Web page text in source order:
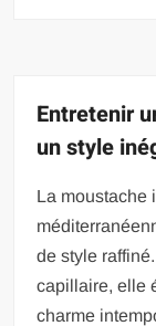
Entretenir
un style
La moustache
de style
capillaire, elle
charme